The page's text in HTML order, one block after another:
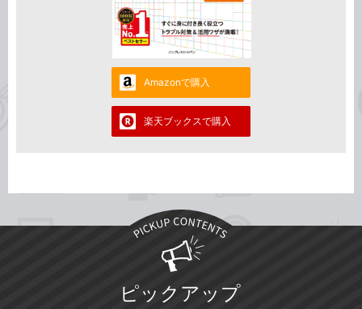
Amazonで購入
楽天ブックスで購入
ピックアップ